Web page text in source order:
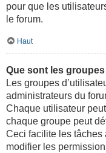
pour que les
le forum.
Haut
Que sont les
Les groupes
administrateurs du
Chaque utilisateur
chaque groupe peut
Ceci facilite les tâches
modifier les